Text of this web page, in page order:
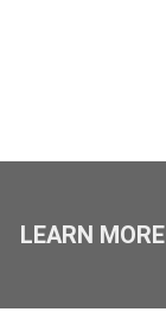
LEARN MORE